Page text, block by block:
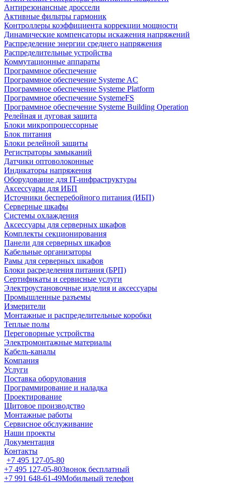
Антирезонансные дроссели
Активные фильтры гармоник
Контроллеры коэффициента коррекции мощности
Динамические компенсаторы искажения напряжений
Распределение энергии среднего напряжения
Распределительные устройства
Коммутационные аппараты
Программное обеспечение
Программное обеспечение Systeme AC
Программное обеспечение Systeme Platform
Программное обеспечение SystemeFS
Программное обеспечение Systeme Building Operation
Релейная и дуговая защита
Блоки микропроцессорные
Блок питания
Блоки релейной защиты
Регистраторы замыканий
Датчики оптоволоконные
Индикаторы напряжения
Оборудование для IT-инфраструктуры
Аксессуары для ИБП
Источники бесперебойного питания (ИБП)
Серверные шкафы
Системы охлаждения
Аксессуары для серверных шкафов
Комплекты секционирования
Панели для серверных шкафов
Кабельные организаторы
Рамы для серверных шкафов
Блоки расределения питания (БРП)
Сертификаты и сервисные услуги
Электроустановочные изделия и аксессуары
Промышленные разъемы
Измерители
Монтажные и распределительные коробки
Теплые полы
Переговорные устройства
Электромонтажные материалы
Кабель-каналы
Компания
Услуги
Поставка оборудования
Программирование и наладка
Проектирование
Щитовое производство
Монтажные работы
Сервисное обслуживание
Наши проекты
Документация
Контакты
+7 495 127-05-80
+7 495 127-05-80Звонок бесплатный
+7 991 648-61-49Мобильный телефон